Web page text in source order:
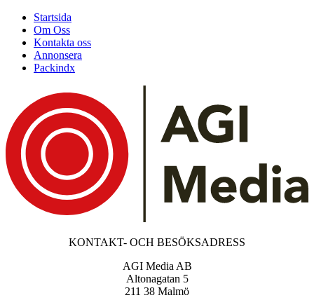
Startsida
Om Oss
Kontakta oss
Annonsera
Packindx
KONTAKT- OCH BESÖKSADRESS
AGI Media AB
Altonagatan 5
211 38 Malmö